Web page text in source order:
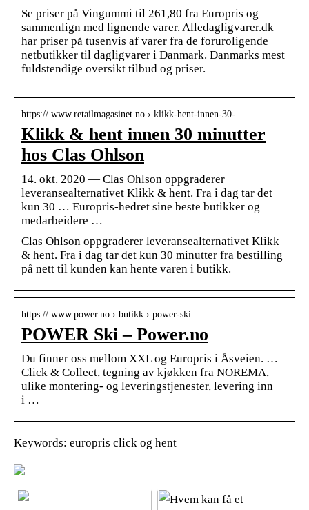
Se priser på Vingummi til 261,80 fra Europris og
sammenlign med lignende varer. Alledagligvarer.dk
har priser på tusenvis af varer fra de foruroligende
netbutikker til dagligvarer i Danmark. Danmarks mest
fuldstendige oversikt tilbud og priser.
https:// www.retailmagasinet.no › klikk-hent-innen-30-…
Klikk & hent innen 30 minutter
hos Clas Ohlson
14. okt. 2020 — Clas Ohlson oppgraderer
leveransealternativet Klikk & hent. Fra i dag tar det
kun 30 … Europris-hedret sine beste butikker og
medarbeidere …
Clas Ohlson oppgraderer leveransealternativet Klikk
& hent. Fra i dag tar det kun 30 minutter fra bestilling
på nett til kunden kan hente varen i butikk.
https:// www.power.no › butikk › power-ski
POWER Ski – Power.no
Du finner oss mellom XXL og Europris i Åsveien. …
Click & Collect, tegning av kjøkken fra NOREMA,
ulike montering- og leveringstjenester, levering inn
i …
Keywords: europris click og hent